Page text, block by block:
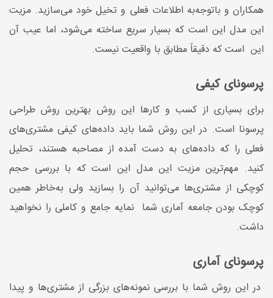
همکاران و باتوجه‌به اطلاعات فعلی و تخیل خود می‌سازید. مزیت
این مدل این است که بسیار سریع ساخته می‌شود، اما عیب آن
این است که دقیقاً مطابق با واقعیت نیست.
پرسونای کیفی
برای بسیاری از کسب ‌و کارها این روش بهترین روش طراحی
پرسونا است. در این روش شما باید داده‌های کیفی مشتری‌های
فعلی را که داده‌های به ‌دست ‌آمده از مصاحبه هستند، تحلیل
کنید. مهم‌ترین مزیت این مدل این است که با بررسی حجم
کوچکی از مشتری‌ها می‌توانید آن را بسازید ولی به‌خاطر همین
کوچک بودن جامعه آماری شما نمایه جامع و کاملی را نخواهید
داشت.
پرسونای آماری
در این روش شما با بررسی نمونه‌های بزرگی از مشتری‌ها و پیدا